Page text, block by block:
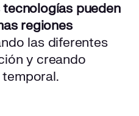
tecnologías pueden
regiones
las diferentes
y creando